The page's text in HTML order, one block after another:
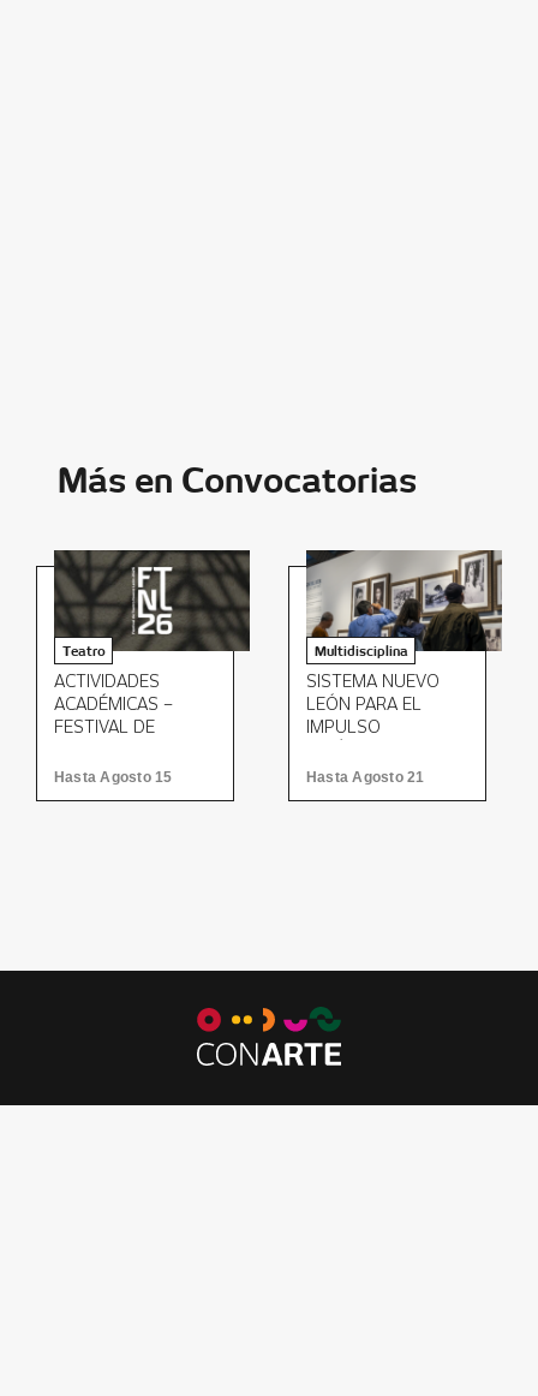
Más en Convocatorias
Teatro
ACTIVIDADES
ACADÉMICAS –
FESTIVAL DE
LEÓN 2026
Hasta Agosto 15
Multidisciplina
SISTEMA NUEVO
LEÓN PARA EL
IMPULSO
CREACIÓN 2026
Hasta Agosto 21